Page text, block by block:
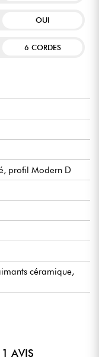
OUI
6 CORDES
profil Modern D
céramique,
micros
1 AVIS